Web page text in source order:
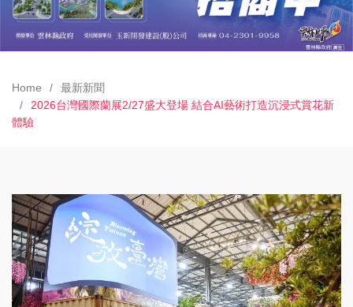
Home
最新新聞
2026台灣國際蘭展2/27盛大登場 結合AI藝術打造沉浸式賞花新
體驗